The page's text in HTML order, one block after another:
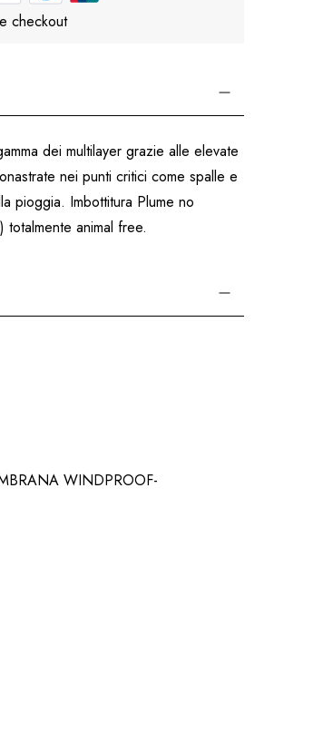
checkout
dei multilayer grazie alle elevate
nei punti critici come spalle e
pioggia. Imbottitura Plume no
animal free.
WINDPROOF-